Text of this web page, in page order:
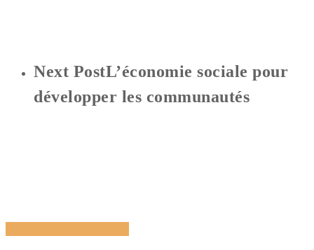
Next PostL’économie sociale pour
développer les communautés